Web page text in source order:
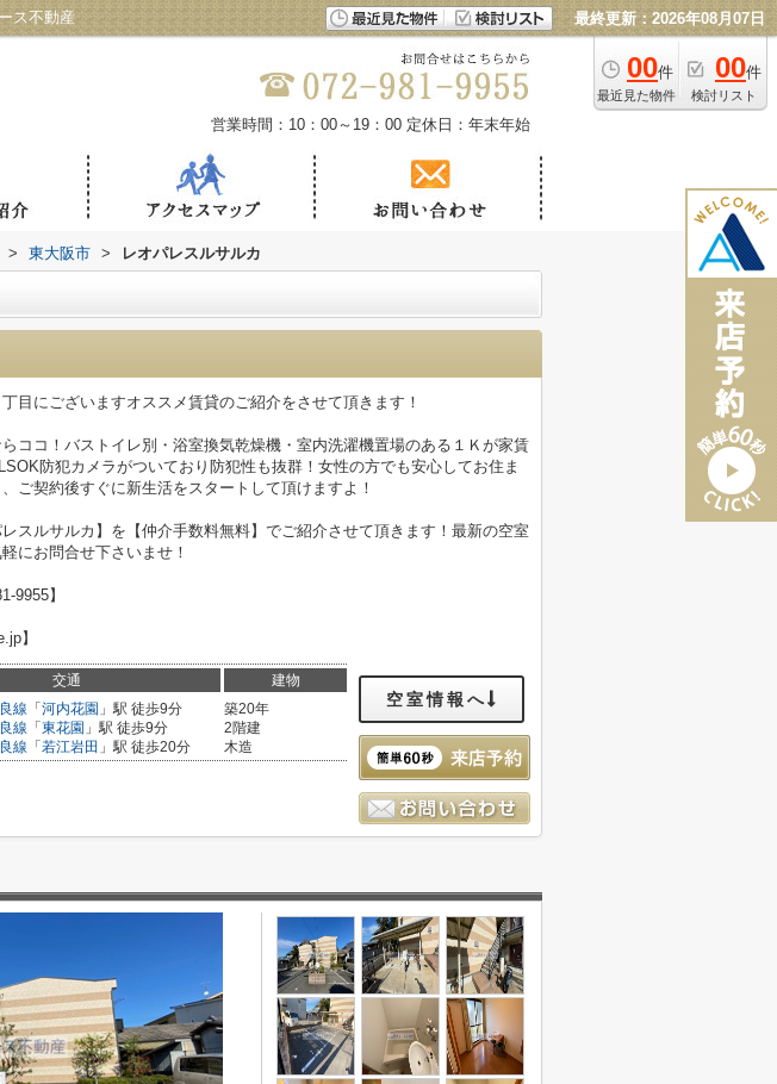
ス不動産 最終更新：2026年08月07日
00件
最近見た物件
00件
検討リスト
営業時間：10：00～19：00 定休日：年末年始
> 東大阪市 > レオパレスルサルカ
目にございますオススメ賃貸のご紹介をさせて頂きます！
ココ！バストイレ別・浴室換気乾燥機・室内洗濯機置場のある１Ｋが家賃
防犯カメラがついており防犯性も抜群！女性の方でも安心してお住ま
ご契約後すぐに新生活をスタートして頂けますよ！
スルサルカ】を【仲介手数料無料】でご紹介させて頂きます！最新の空室
にお問合せ下さいませ！
9955】
】
交通 建物
線 「 河内花園 」駅 徒歩9分
線 「 東花園 」駅 徒歩9分
線 「 若江岩田 」駅 徒歩20分
築20年
2階建
木造
空室情報へ